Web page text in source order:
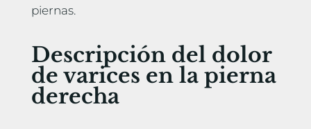
piernas.
Descripción del dolor
de varices en la pierna
derecha